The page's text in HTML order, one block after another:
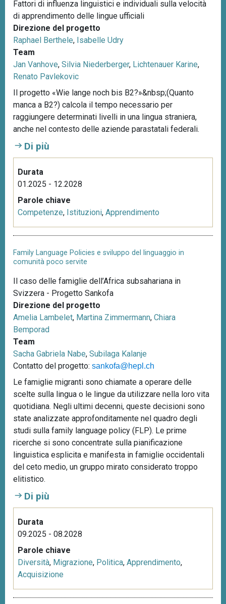
Fattori di influenza linguistici e individuali sulla velocità
di apprendimento delle lingue ufficiali
Direzione del progetto
Raphael Berthele, Isabelle Udry
Team
Jan Vanhove, Silvia Niederberger, Lichtenauer Karine,
Renato Pavlekovic
Il progetto «Wie lange noch bis B2?»&nbsp;(Quanto
manca a B2?) calcola il tempo necessario per
raggiungere determinati livelli in una lingua straniera,
anche nel contesto delle aziende parastatali federali.
Di più
Durata
01.2025 - 12.2028
Parole chiave
Competenze, Istituzioni, Apprendimento
Family Language Policies e sviluppo del linguaggio in
comunità poco servite
Il caso delle famiglie dell’Africa subsahariana in
Svizzera - Progetto Sankofa
Direzione del progetto
Amelia Lambelet, Martina Zimmermann, Chiara
Bemporad
Team
Sacha Gabriela Nabe, Subilaga Kalanje
Contatto del progetto: sankofa@hepl.ch
Le famiglie migranti sono chiamate a operare delle
scelte sulla lingua o le lingue da utilizzare nella loro vita
quotidiana. Negli ultimi decenni, queste decisioni sono
state analizzate approfonditamente nel quadro degli
studi sulla family language policy (FLP). Le prime
ricerche si sono concentrate sulla pianificazione
linguistica esplicita e manifesta in famiglie occidentali
del ceto medio, un gruppo mirato considerato troppo
elitistico.
Di più
Durata
09.2025 - 08.2028
Parole chiave
Diversità, Migrazione, Politica, Apprendimento,
Acquisizione